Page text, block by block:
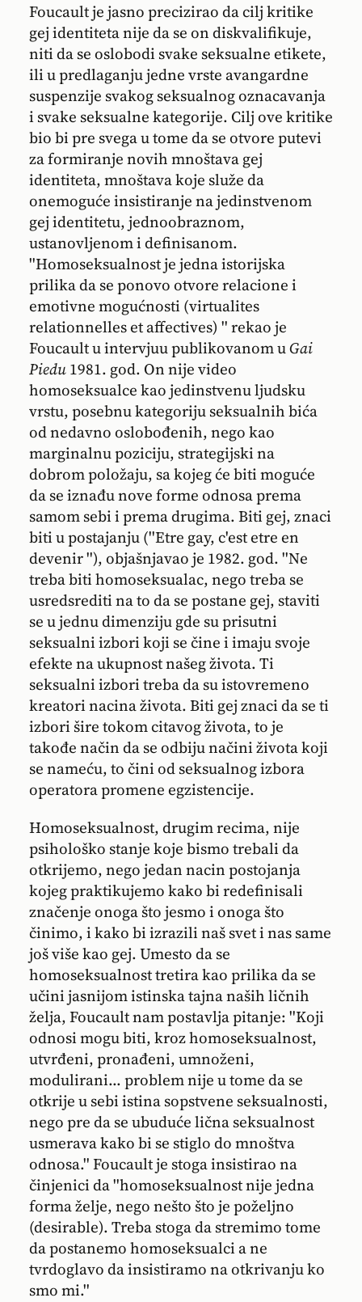
Foucault je jasno precizirao da cilj kritike
gej identiteta nije da se on diskvalifikuje,
niti da se oslobodi svake seksualne etikete,
ili u predlaganju jedne vrste avangardne
suspenzije svakog seksualnog oznacavanja
i svake seksualne kategorije. Cilj ove kritike
bio bi pre svega u tome da se otvore putevi
za formiranje novih mnoštava gej
identiteta, mnoštava koje služe da
onemoguće insistiranje na jedinstvenom
gej identitetu, jednoobraznom,
ustanovljenom i definisanom.
''Homoseksualnost je jedna istorijska
prilika da se ponovo otvore relacione i
emotivne mogućnosti (virtualites
relationnelles et affectives) '' rekao je
Foucault u intervjuu publikovanom uGai
Piedu1981. god. On nije video
homoseksualce kao jedinstvenu ljudsku
vrstu, posebnu kategoriju seksualnih bića
od nedavno oslobođenih, nego kao
marginalnu poziciju, strategijski na
dobrom položaju, sa kojeg će biti moguće
da se iznađu nove forme odnosa prema
samom sebi i prema drugima. Biti gej, znaci
biti u postajanju (''Etre gay, c'est etre en
devenir ''), objašnjavao je 1982. god. ''Ne
treba biti homoseksualac, nego treba se
usredsrediti na to da se postane gej, staviti
se u jednu dimenziju gde su prisutni
seksualni izbori koji se čine i imaju svoje
efekte na ukupnost našeg života. Ti
seksualni izbori treba da su istovremeno
kreatori nacina života. Biti gej znaci da se ti
izbori šire tokom citavog života, to je
takođe način da se odbiju načini života koji
se nameću, to čini od seksualnog izbora
operatora promene egzistencije.
Homoseksualnost, drugim recima, nije
psihološko stanje koje bismo trebali da
otkrijemo, nego jedan nacin postojanja
kojeg praktikujemo kako bi redefinisali
značenje onoga što jesmo i onoga što
činimo, i kako bi izrazili naš svet i nas same
još više kao gej. Umesto da se
homoseksualnost tretira kao prilika da se
učini jasnijom istinska tajna naših ličnih
želja, Foucault nam postavlja pitanje: ''Koji
odnosi mogu biti, kroz homoseksualnost,
utvrđeni, pronađeni, umnoženi,
modulirani... problem nije u tome da se
otkrije u sebi istina sopstvene seksualnosti,
nego pre da se ubuduće lična seksualnost
usmerava kako bi se stiglo do mnoštva
odnosa.'' Foucault je stoga insistirao na
činjenici da ''homoseksualnost nije jedna
forma želje, nego nešto što je poželjno
(desirable). Treba stoga da stremimo tome
da postanemo homoseksualci a ne
tvrdoglavo da insistiramo na otkrivanju ko
smo mi.''